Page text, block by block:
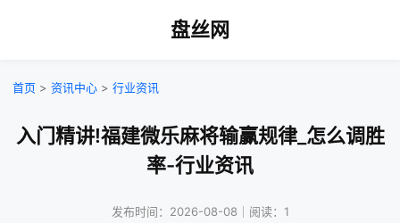
盘丝网
首页 > 资讯中心 > 行业资讯
入门精讲!福建微乐麻将输赢规律_怎么调胜
率-行业资讯
发布时间：2026-08-08｜阅读：1